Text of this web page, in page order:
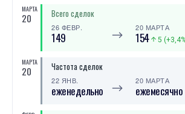
МАРТА
20 Всего сделок
26 ФЕВР.
149 ⟶
20 МАРТА
154 5
МАРТА
20 Частота сделок
22 ЯНВ.
еженедельно ⟶
20 МАРТА
ежемесячно